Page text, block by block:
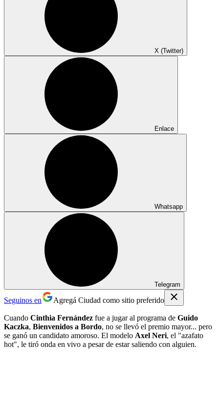
X (Twitter)
Enlace
Whatsapp
Telegram
Seguinos en Agregá Ciudad como sitio preferido
Cuando Cinthia Fernández fue a jugar al programa de Guido
Kaczka, Bienvenidos a Bordo, no se llevó el premio mayor... pero
se ganó un candidato amoroso. El modelo Axel Neri, el "azafato
hot", le tiró onda en vivo a pesar de estar saliendo con alguien.